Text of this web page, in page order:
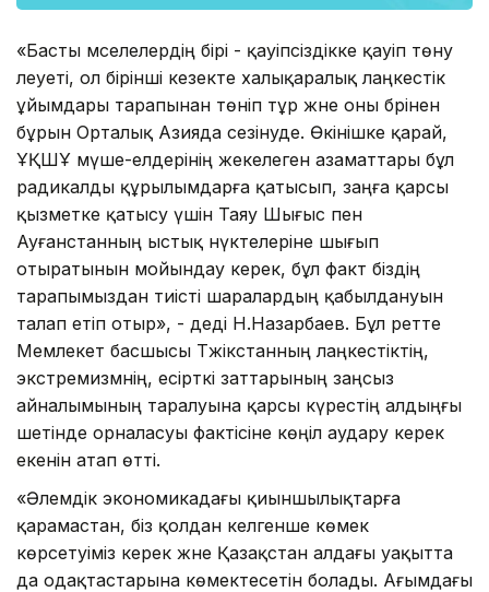
«Басты мәселелердің бірі - қауіпсіздікке қауіп төну
әлеуеті, ол бірінші кезекте халықаралық лаңкестік
ұйымдары тарапынан төніп тұр және оны бәрінен
бұрын Орталық Азияда сезінуде. Өкінішке қарай,
ҰҚШҰ мүше-елдерінің жекелеген азаматтары бұл
радикалды құрылымдарға қатысып, заңға қарсы
қызметке қатысу үшін Таяу Шығыс пен
Ауғанстанның ыстық нүктелеріне шығып
отыратынын мойындау керек, бұл факт біздің
тарапымыздан тиісті шаралардың қабылдануын
талап етіп отыр», - деді Н.Назарбаев. Бұл ретте
Мемлекет басшысы Тәжікстанның лаңкестіктің,
экстремизмнің, есірткі заттарының заңсыз
айналымының таралуына қарсы күрестің алдыңғы
шетінде орналасуы фактісіне көңіл аудару керек
екенін атап өтті.
«Әлемдік экономикадағы қиыншылықтарға
қарамастан, біз қолдан келгенше көмек
көрсетуіміз керек және Қазақстан алдағы уақытта
да одақтастарына көмектесетін болады. Ағымдағы